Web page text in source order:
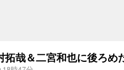
拓哉＆二宮和也に後ろめ